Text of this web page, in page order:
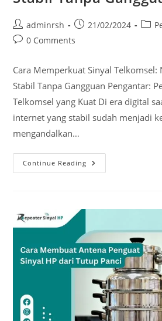
Post
author:
adminrsh
Post
published:
21/02/2024
Post
Post0 Comments
Cara Memperkuat Sinyal Telkomsel:
Stabil Tanpa Gangguan Pengantar:
Telkomsel yang Kuat Di era digital
internet yang stabil sudah menjadi
mengandalkan…
Continue Reading Cara
Memperkuat
Stabil
Gangguan